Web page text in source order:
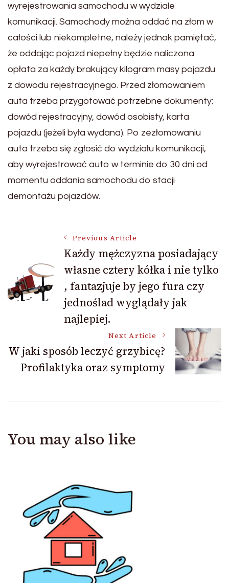
wyrejestrowania samochodu w wydziale
komunikacji. Samochody można oddać na złom w
całości lub niekompletne, należy jednak pamiętać,
że oddając pojazd niepełny będzie naliczona
opłata za każdy brakujący kilogram masy pojazdu
z dowodu rejestracyjnego. Przed złomowaniem
auta trzeba przygotować potrzebne dokumenty:
dowód rejestracyjny, dowód osobisty, karta
pojazdu (jeżeli była wydana). Po zezłomowaniu
auta trzeba się zgłosić do wydziału komunikacji,
aby wyrejestrować auto w terminie do 30 dni od
momentu oddania samochodu do stacji
demontażu pojazdów.
Navigation
Previous Article
Każdy mężczyzna posiadający
własne cztery kółka i nie tylko
, fantazjuje by jego fura czy
jednoślad wyglądały jak
najlepiej.
Next Article
W jaki sposób leczyć grzybicę?
Profilaktyka oraz symptomy
You may also like